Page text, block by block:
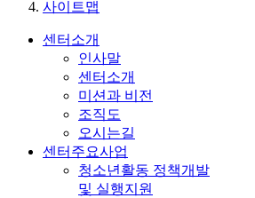
사이트맵
센터소개
인사말
센터소개
미션과 비전
조직도
오시는길
센터주요사업
청소년활동 정책개발
및 실행지원